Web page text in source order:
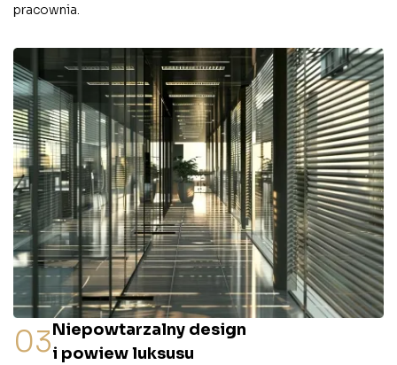
pracownia.
03Niepowtarzalny design
i powiew luksusu